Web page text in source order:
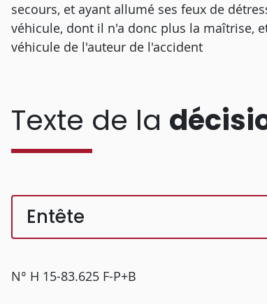
secours, et ayant allumé ses feux de
véhicule, dont il n'a donc plus la maîtrise,
véhicule de l'auteur de l'accident
Texte de la
Entête
N° H 15-83.625 F-P+B